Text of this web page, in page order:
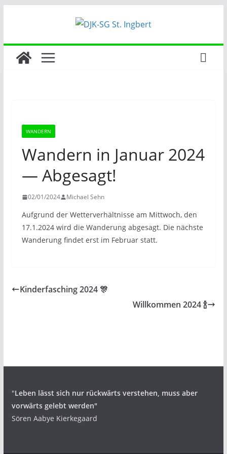
WANDERN
Wandern in Januar 2024
— Abgesagt!
02/01/2024 Michael Sehn
Aufgrund der Wetterverhältnisse am Mittwoch, den
17.1.2024 wird die Wanderung abgesagt. Die nächste
Wanderung findet erst im Februar statt.
Kinderfasching 2024 🎊
Willkommen 2024 🍾
"Leben lässt sich nur rückwärts verstehen, muss aber
vorwärts gelebt werden"
Sören Aabye Kierkegaard